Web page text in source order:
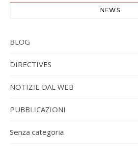
NEWS
BLOG
DIRECTIVES
NOTIZIE DAL WEB
PUBBLICAZIONI
Senza categoria